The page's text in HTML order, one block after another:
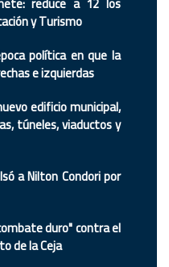
y Turismo
política en que la
e izquierdas
edificio municipal,
túneles, viaductos y
a Nilton Condori por
duro" contra el
de la Ceja